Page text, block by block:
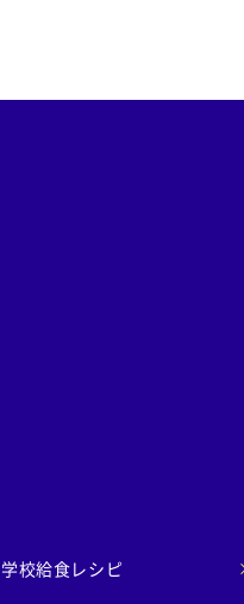
学校給食レシピ